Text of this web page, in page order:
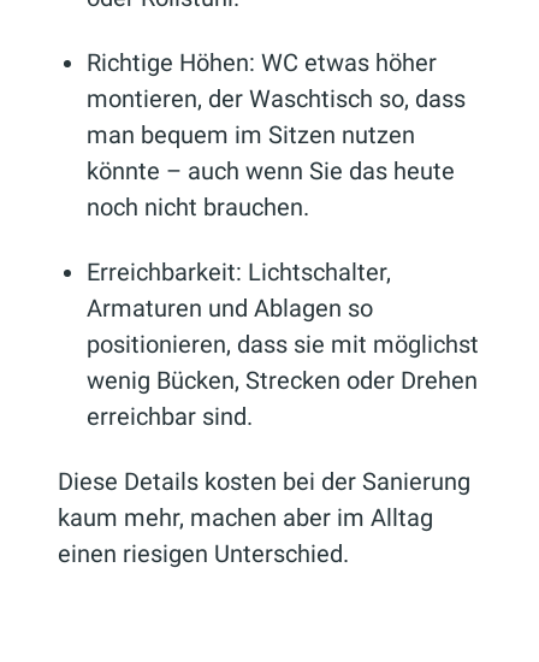
Richtige Höhen: WC etwas höher
montieren, der Waschtisch so, dass
man bequem im Sitzen nutzen
könnte – auch wenn Sie das heute
noch nicht brauchen.
Erreichbarkeit: Lichtschalter,
Armaturen und Ablagen so
positionieren, dass sie mit möglichst
wenig Bücken, Strecken oder Drehen
erreichbar sind.
Diese Details kosten bei der Sanierung
kaum mehr, machen aber im Alltag
einen riesigen Unterschied.